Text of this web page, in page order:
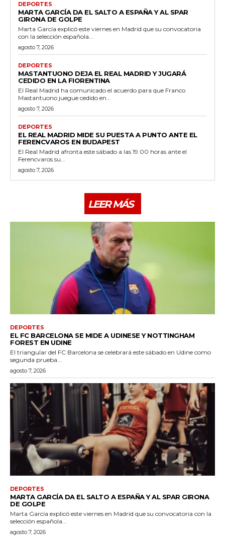
DEPORTES
MARTA GARCÍA DA EL SALTO A ESPAÑA Y AL SPAR
GIRONA DE GOLPE
Marta García explicó este viernes en Madrid que su convocatoria
con la selección española...
agosto 7, 2026
DEPORTES
MASTANTUONO DEJA EL REAL MADRID Y JUGARÁ
CEDIDO EN LA FIORENTINA
El Real Madrid ha comunicado el acuerdo para que Franco
Mastantuono juegue cedido en...
agosto 7, 2026
DEPORTES
EL REAL MADRID MIDE SU PUESTA A PUNTO ANTE EL
FERENCVAROS EN BUDAPEST
El Real Madrid afronta este sábado a las 19.00 horas ante el
Ferencvaros su...
agosto 7, 2026
LEER MÁS
DEPORTES
EL FC BARCELONA SE MIDE A UDINESE Y NOTTINGHAM
FOREST EN UDINE
El triangular del FC Barcelona se celebrará este sábado en Udine como
segunda prueba...
agosto 7, 2026
DEPORTES
MARTA GARCÍA DA EL SALTO A ESPAÑA Y AL SPAR GIRONA
DE GOLPE
Marta García explicó este viernes en Madrid que su convocatoria con la
selección española...
agosto 7, 2026